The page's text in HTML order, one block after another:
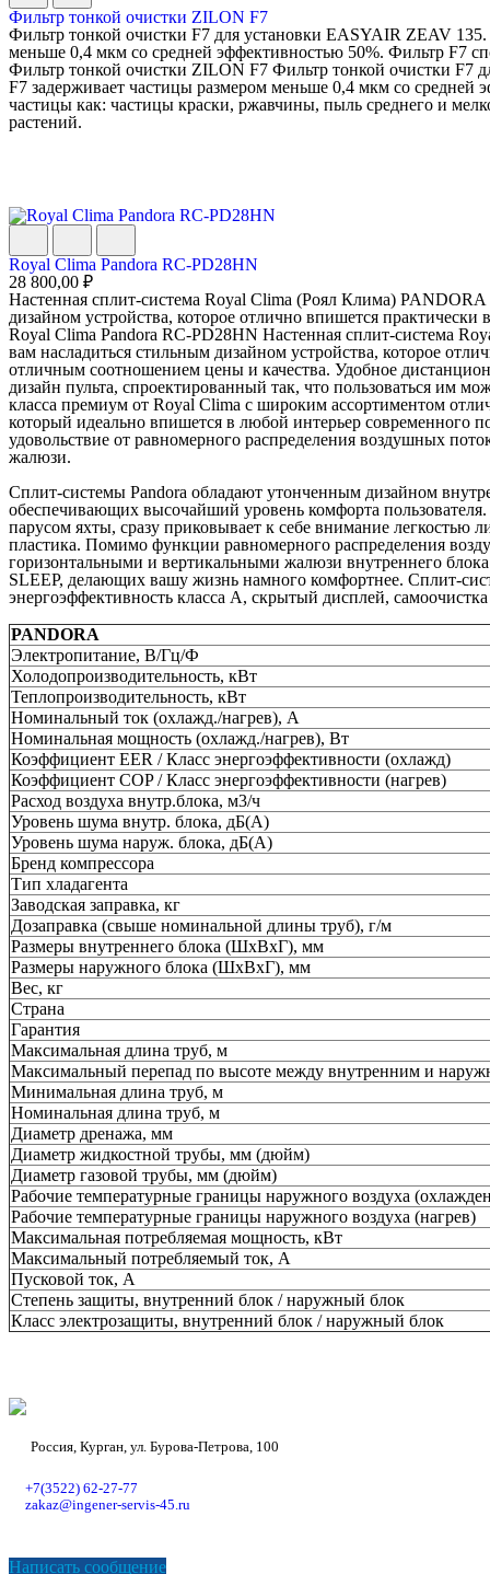
Фильтр тонкой очистки ZILON F7
Фильтр тонкой очистки F7 для установки EASYAIR ZEAV
меньше 0,4 мкм со средней эффективностью 50%. Фильтр F7
Фильтр тонкой очистки ZILON F7 Фильтр тонкой очистки F7
F7 задерживает частицы размером меньше 0,4 мкм со средней
частицы как: частицы краски, ржавчины, пыль среднего и
растений.
Royal Clima Pandora RC-PD28HN
28 800,00 ₽
Настенная сплит-система Royal Clima (Роял Клима)
дизайном устройства, которое отлично впишется
Royal Clima Pandora RC-PD28HN Настенная сплит-система
вам насладиться стильным дизайном устройства, которое
отличным соотношением цены и качества. Удобное
дизайн пульта, спроектированный так, что пользоваться им
класса премиум от Royal Clima с широким ассортиментом
который идеально впишется в любой интерьер современного
удовольствие от равномерного распределения воздушных
жалюзи.
Сплит-системы Pandora обладают утонченным дизайном
обеспечивающих высочайший уровень комфорта
парусом яхты, сразу приковывает к себе внимание
пластика. Помимо функции равномерного распределения
горизонтальными и вертикальными жалюзи внутреннего
SLEEP, делающих вашу жизнь намного комфортнее. Сплит-
энергоэффективность класса А, скрытый дисплей,
PANDORA
Электропитание, В/Гц/Ф
Холодопроизводительность, кВт
Теплопроизводительность, кВт
Номинальный ток (охлажд./нагрев), А
Номинальная мощность (охлажд./нагрев), Вт
Коэффициент EER / Класс энергоэффективности (охлажд)
Коэффициент COP / Класс энергоэффективности (нагрев)
Расход воздуха внутр.блока, м3/ч
Уровень шума внутр. блока, дБ(А)
Уровень шума наруж. блока, дБ(А)
Бренд компрессора
Тип хладагента
Заводская заправка, кг
Дозаправка (свыше номинальной длины труб), г/м
Размеры внутреннего блока (ШхВхГ), мм
Размеры наружного блока (ШхВхГ), мм
Вес, кг
Страна
Гарантия
Максимальная длина труб, м
Максимальный перепад по высоте между внутренним и
Минимальная длина труб, м
Номинальная длина труб, м
Диаметр дренажа, мм
Диаметр жидкостной трубы, мм (дюйм)
Диаметр газовой трубы, мм (дюйм)
Рабочие температурные границы наружного воздуха
Рабочие температурные границы наружного воздуха (нагрев)
Максимальная потребляемая мощность, кВт
Максимальный потребляемый ток, А
Пусковой ток, А
Степень защиты, внутренний блок / наружный блок
Класс электрозащиты, внутренний блок / наружный блок
Россия, Курган, ул. Бурова-Петрова, 100
+7(3522) 62-27-77
zakaz@ingener-servis-45.ru
Написать сообщение